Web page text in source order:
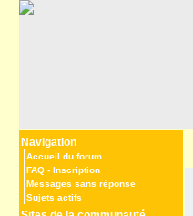
Navigation
Accueil du forum
FAQ - Inscription
Messages sans réponse
Sujets actifs